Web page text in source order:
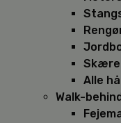
Alle
Walk-behind